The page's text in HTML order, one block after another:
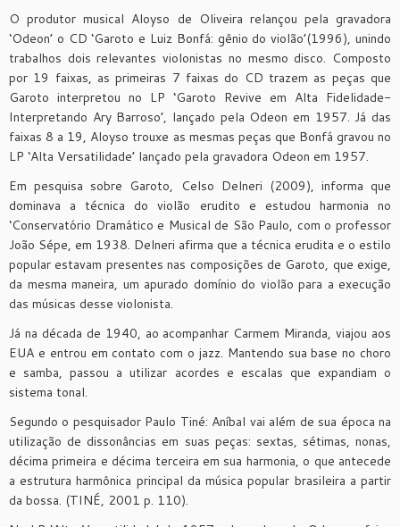
O produtor musical Aloyso de Oliveira relançou pela gravadora
‘Odeon’ o CD ‘Garoto e Luiz Bonfá: gênio do violão’(1996), unindo
trabalhos dois relevantes violonistas no mesmo disco. Composto
por 19 faixas, as primeiras 7 faixas do CD trazem as peças que
Garoto interpretou no LP ‘Garoto Revive em Alta Fidelidade-
Interpretando Ary Barroso’, lançado pela Odeon em 1957. Já das
faixas 8 a 19, Aloyso trouxe as mesmas peças que Bonfá gravou no
LP ‘Alta Versatilidade’ lançado pela gravadora Odeon em 1957.
Em pesquisa sobre Garoto, Celso Delneri (2009), informa que
dominava a técnica do violão erudito e estudou harmonia no
‘Conservatório Dramático e Musical de São Paulo, com o professor
João Sépe, em 1938. Delneri afirma que a técnica erudita e o estilo
popular estavam presentes nas composições de Garoto, que exige,
da mesma maneira, um apurado domínio do violão para a execução
das músicas desse violonista.
Já na década de 1940, ao acompanhar Carmem Miranda, viajou aos
EUA e entrou em contato com o jazz. Mantendo sua base no choro
e samba, passou a utilizar acordes e escalas que expandiam o
sistema tonal.
Segundo o pesquisador Paulo Tiné: Aníbal vai além de sua época na
utilização de dissonâncias em suas peças: sextas, sétimas, nonas,
décima primeira e décima terceira em sua harmonia, o que antecede
a estrutura harmônica principal da música popular brasileira a partir
da bossa. (TINÉ, 2001 p. 110).